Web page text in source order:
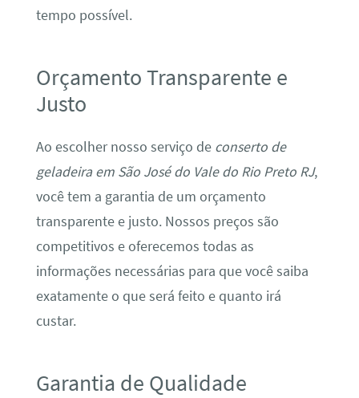
tempo possível.
Orçamento Transparente e
Justo
Ao escolher nosso serviço de conserto de
geladeira em São José do Vale do Rio Preto RJ,
você tem a garantia de um orçamento
transparente e justo. Nossos preços são
competitivos e oferecemos todas as
informações necessárias para que você saiba
exatamente o que será feito e quanto irá
custar.
Garantia de Qualidade